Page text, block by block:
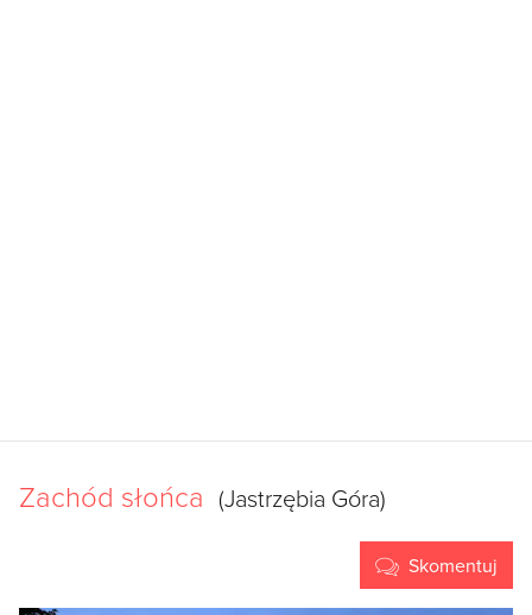
Zachód słońca (Jastrzębia Góra)
Skomentuj